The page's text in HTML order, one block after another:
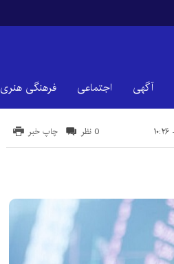
آگهی اجتماعی فرهنگی هنری
چاپ خبر 0 نظر